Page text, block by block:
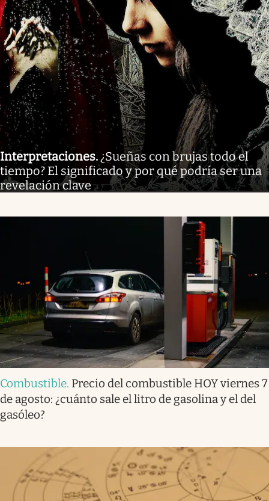
Interpretaciones. ¿Sueñas con brujas todo el
tiempo? El significado y por qué podría ser una
revelación clave
Combustible. Precio del combustible HOY viernes 7
de agosto: ¿cuánto sale el litro de gasolina y el del
gasóleo?